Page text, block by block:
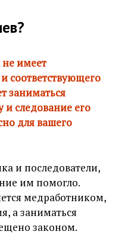
не имеет
соответствующего
заниматься
следование его
для вашего
и последователи,
им помогло.
медработником,
а заниматься
законом.